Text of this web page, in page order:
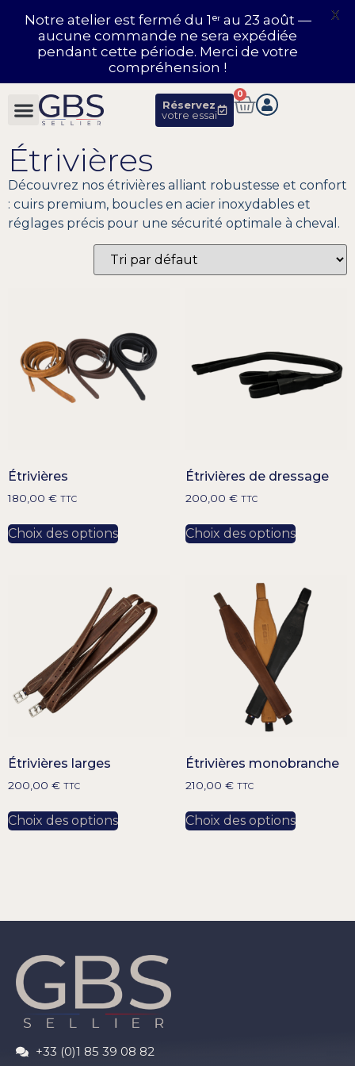
Réservez
votre essai
0
Étrivières
Découvrez nos étrivières alliant robustesse et confort
: cuirs premium, boucles en acier inoxydables et
réglages précis pour une sécurité optimale à cheval.
Étrivières
180,00 € TTC
Choix des options
Étrivières de dressage
200,00 € TTC
Choix des options
Étrivières larges
200,00 € TTC
Choix des options
Étrivières monobranche
210,00 € TTC
Choix des options
+33 (0)1 85 39 08 82
Notre atelier est fermé du 1ᵉʳ au 23 août —
aucune commande ne sera expédiée
pendant cette période. Merci de votre
compréhension !
X